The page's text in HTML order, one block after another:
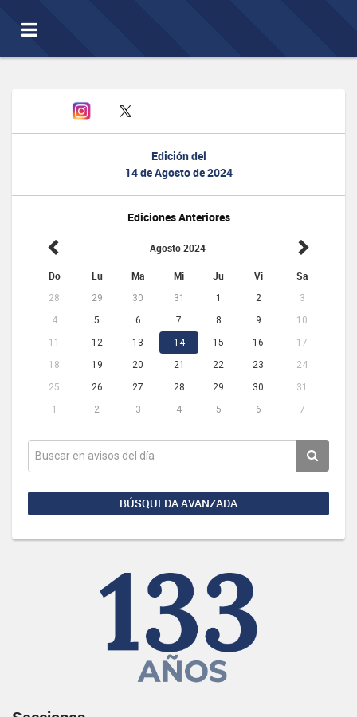
Toggle
navigation
Edición del
14 de Agosto de 2024
Ediciones Anteriores
Agosto 2024
Do Lu Ma Mi Ju Vi Sa
28 29 30 31 1 2
3
4
5 6 7 8 9
10
11
12 13 14 15 16
17
18
19 20 21 22 23
24
25
26 27 28 29 30
31
1
2 3 4 5 6 7
BÚSQUEDA AVANZADA